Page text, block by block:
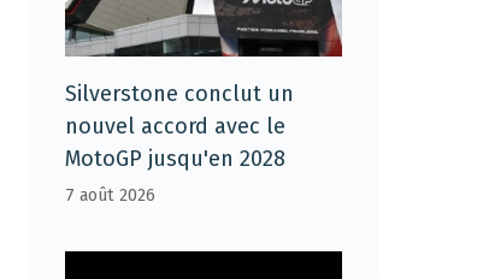
Silverstone conclut un
nouvel accord avec le
MotoGP jusqu'en 2028
7 août 2026